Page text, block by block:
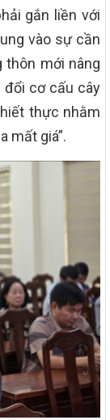
gắn liền với
vào sự cần
thôn mới nâng
đổi cơ cấu cây
thực nhằm
mất giá”.